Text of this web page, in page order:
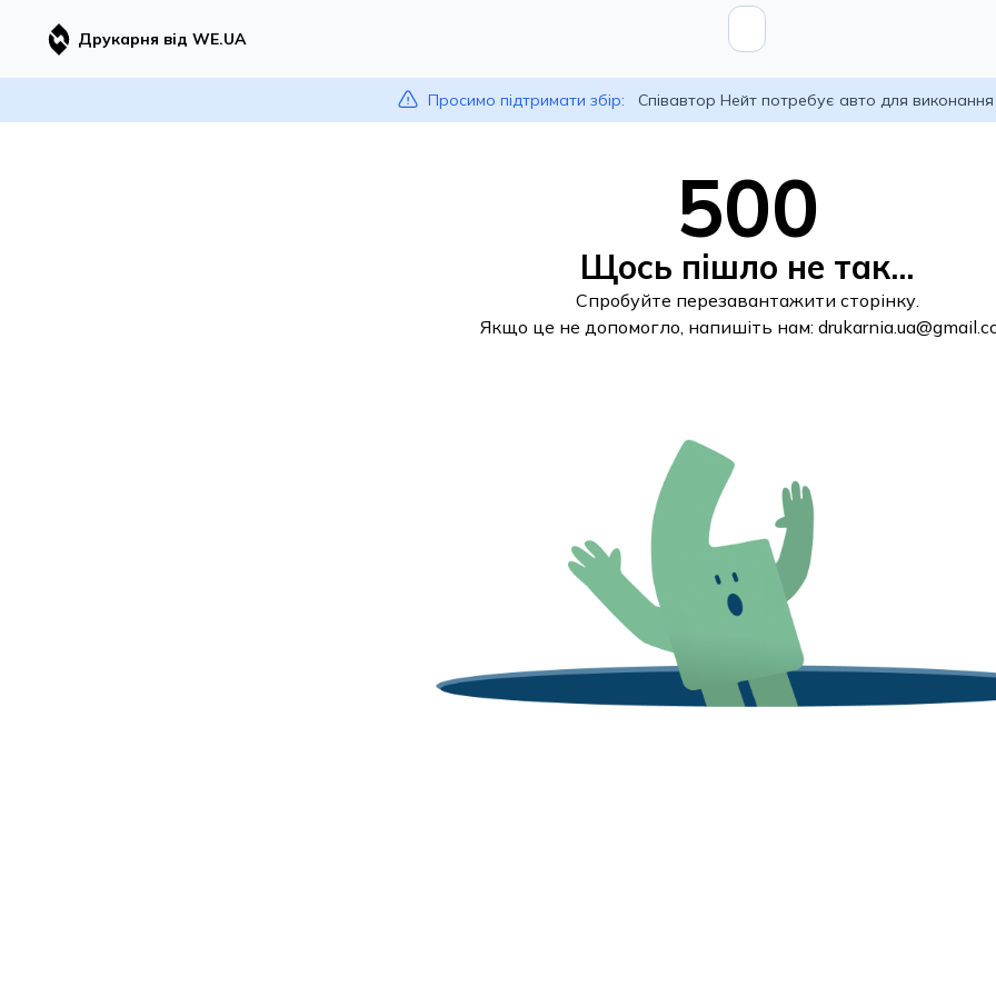
Друкарня від WE.UA
Просимо підтримати збір: Співавтор Нейт потребує авто для
500
Щось пішло не так...
Спробуйте перезавантажити сторінку.
Якщо це не допомогло, напишіть нам: